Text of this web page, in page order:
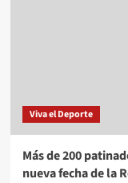
Viva el Deporte
Más de 200
nueva fecha de la